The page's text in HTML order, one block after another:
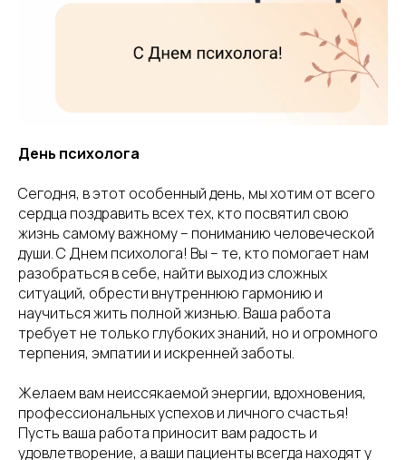
День психолога
Сегодня, в этот особенный день, мы хотим от всего
сердца поздравить всех тех, кто посвятил свою
жизнь самому важному – пониманию человеческой
души. С Днем психолога! Вы – те, кто помогает нам
разобраться в себе, найти выход из сложных
ситуаций, обрести внутреннюю гармонию и
научиться жить полной жизнью. Ваша работа
требует не только глубоких знаний, но и огромного
терпения, эмпатии и искренней заботы.
Желаем вам неиссякаемой энергии, вдохновения,
профессиональных успехов и личного счастья!
Пусть ваша работа приносит вам радость и
удовлетворение, а ваши пациенты всегда находят у